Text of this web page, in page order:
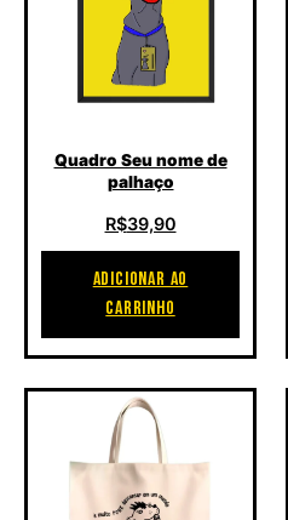
Quadro Seu nome de
palhaço
R$39,90
ADICIONAR AO
CARRINHO